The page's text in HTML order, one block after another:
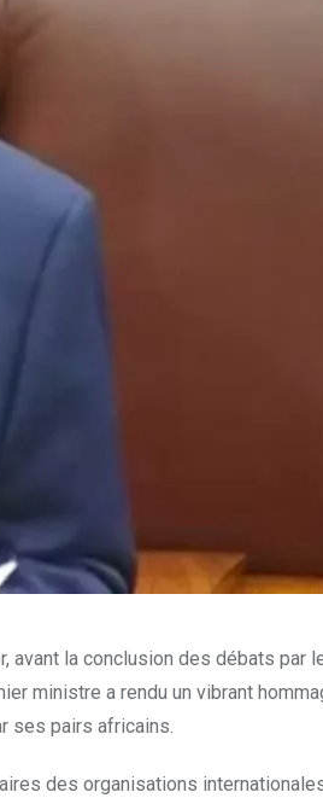
avant la conclusion des débats par
ministre a rendu un vibrant
ses pairs africains.
des organisations